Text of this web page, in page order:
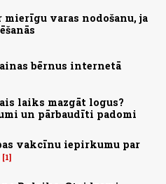
mierīgu varas nodošanu, ja
bērnus internetā
laiks mazgāt logus?
un pārbaudīti padomi
vakcīnu iepirkumu par
1